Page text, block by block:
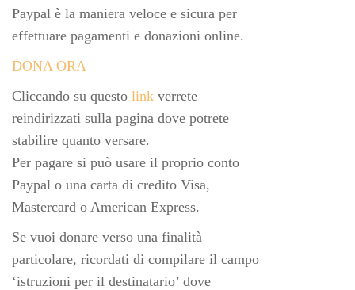
Paypal è la maniera veloce e sicura per
effettuare pagamenti e donazioni online.
DONA ORA
Cliccando su questo link verrete
reindirizzati sulla pagina dove potrete
stabilire quanto versare.
Per pagare si può usare il proprio conto
Paypal o una carta di credito Visa,
Mastercard o American Express.
Se vuoi donare verso una finalità
particolare, ricordati di compilare il campo
‘istruzioni per il destinatario’ dove